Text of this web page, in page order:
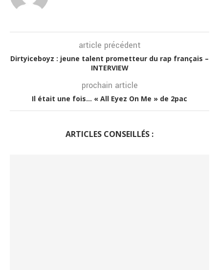
article précédent
Dirtyiceboyz : jeune talent prometteur du rap français –
INTERVIEW
prochain article
Il était une fois… « All Eyez On Me » de 2pac
ARTICLES CONSEILLÉS :